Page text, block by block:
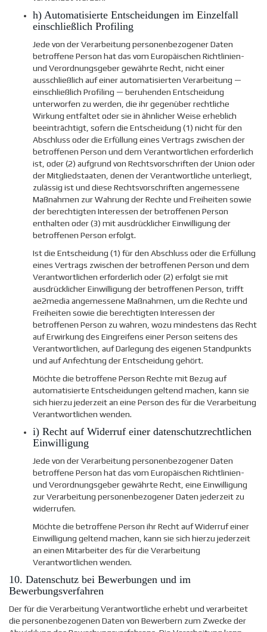
h) Automatisierte Entscheidungen im Einzelfall
einschließlich Profiling
Jede von der Verarbeitung personenbezogener Daten
betroffene Person hat das vom Europäischen Richtlinien-
und Verordnungsgeber gewährte Recht, nicht einer
ausschließlich auf einer automatisierten Verarbeitung —
einschließlich Profiling — beruhenden Entscheidung
unterworfen zu werden, die ihr gegenüber rechtliche
Wirkung entfaltet oder sie in ähnlicher Weise erheblich
beeinträchtigt, sofern die Entscheidung (1) nicht für den
Abschluss oder die Erfüllung eines Vertrags zwischen der
betroffenen Person und dem Verantwortlichen erforderlich
ist, oder (2) aufgrund von Rechtsvorschriften der Union oder
der Mitgliedstaaten, denen der Verantwortliche unterliegt,
zulässig ist und diese Rechtsvorschriften angemessene
Maßnahmen zur Wahrung der Rechte und Freiheiten sowie
der berechtigten Interessen der betroffenen Person
enthalten oder (3) mit ausdrücklicher Einwilligung der
betroffenen Person erfolgt.
Ist die Entscheidung (1) für den Abschluss oder die Erfüllung
eines Vertrags zwischen der betroffenen Person und dem
Verantwortlichen erforderlich oder (2) erfolgt sie mit
ausdrücklicher Einwilligung der betroffenen Person, trifft
ae2media angemessene Maßnahmen, um die Rechte und
Freiheiten sowie die berechtigten Interessen der
betroffenen Person zu wahren, wozu mindestens das Recht
auf Erwirkung des Eingreifens einer Person seitens des
Verantwortlichen, auf Darlegung des eigenen Standpunkts
und auf Anfechtung der Entscheidung gehört.
Möchte die betroffene Person Rechte mit Bezug auf
automatisierte Entscheidungen geltend machen, kann sie
sich hierzu jederzeit an eine Person des für die Verarbeitung
Verantwortlichen wenden.
i) Recht auf Widerruf einer datenschutzrechtlichen
Einwilligung
Jede von der Verarbeitung personenbezogener Daten
betroffene Person hat das vom Europäischen Richtlinien-
und Verordnungsgeber gewährte Recht, eine Einwilligung
zur Verarbeitung personenbezogener Daten jederzeit zu
widerrufen.
Möchte die betroffene Person ihr Recht auf Widerruf einer
Einwilligung geltend machen, kann sie sich hierzu jederzeit
an einen Mitarbeiter des für die Verarbeitung
Verantwortlichen wenden.
10. Datenschutz bei Bewerbungen und im
Bewerbungsverfahren
Der für die Verarbeitung Verantwortliche erhebt und verarbeitet
die personenbezogenen Daten von Bewerbern zum Zwecke der